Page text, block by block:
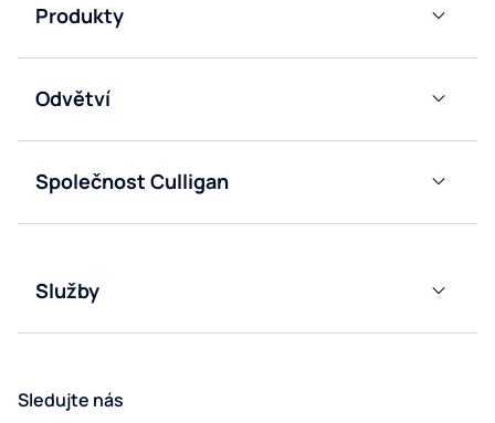
Produkty
Výdejníky
Sodobary​
Integrované
výdejníky
vody
pro
vody
Odvětví
Kanceláře
Gastronomie
Společnost Culligan
Kariéra
Služby
Kontakt
Sledujte nás